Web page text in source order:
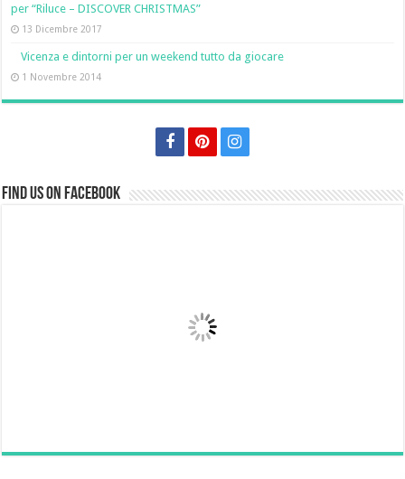
per “Riluce – DISCOVER CHRISTMAS”
13 Dicembre 2017
Vicenza e dintorni per un weekend tutto da giocare
1 Novembre 2014
Find us on Facebook